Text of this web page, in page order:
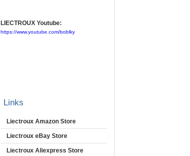
LIECTROUX Youtube:
https://www.youtube.com/boblky
Links
Liectroux Amazon Store
Liectroux eBay Store
Liectroux Aliexpress Store